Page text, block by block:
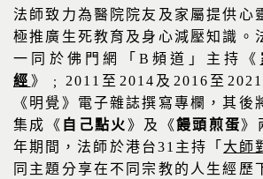
法師致力為醫院院友及家屬提供心
極推廣生死教育及身心減壓知識。
一同於佛門網「 B 頻道」主持《
經 》﹔ 2011 至 2014 及 2016 至 2021
《明覺》電子雜誌撰寫專欄，其後
集成《 自己點火 》及《饅頭煎蛋》
年期間，法師於港台31 主持「 大師
同主題分享在不同宗教的人生經歷